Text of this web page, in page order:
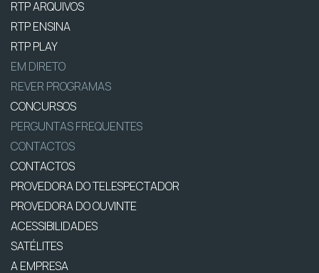
RTP ARQUIVOS
RTP ENSINA
RTP PLAY
EM DIRETO
REVER PROGRAMAS
CONCURSOS
PERGUNTAS FREQUENTES
CONTACTOS
CONTACTOS
PROVEDORA DO TELESPECTADOR
PROVEDORA DO OUVINTE
ACESSIBILIDADES
SATÉLITES
A EMPRESA